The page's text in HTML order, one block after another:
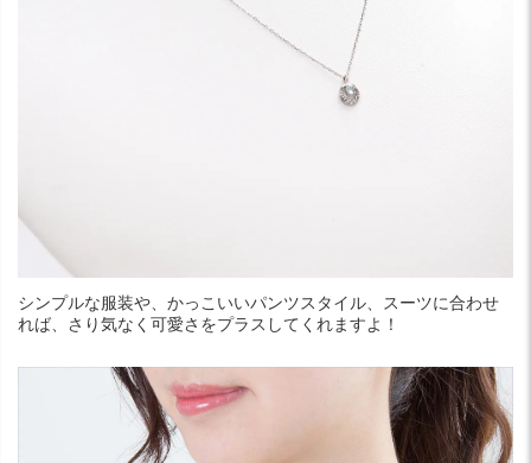
シンプルな服装や、かっこいいパンツスタイル、スーツに合わせ
れば、さり気なく可愛さをプラスしてくれますよ！